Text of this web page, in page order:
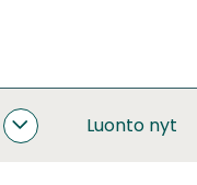
SEURANNATLuonto nyt